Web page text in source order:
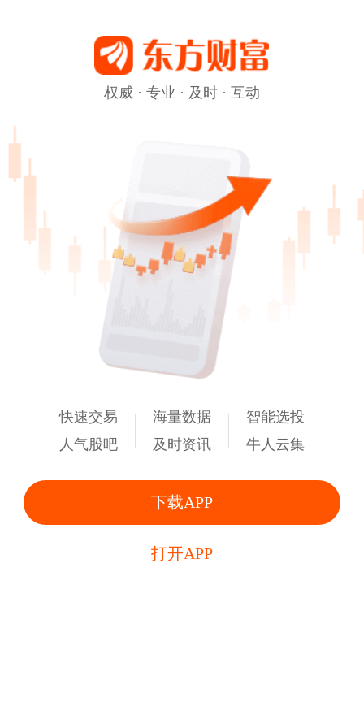
权威 · 专业 · 及时 · 互动
快速交易
人气股吧
海量数据
及时资讯
智能选投
牛人云集
下载APP
打开APP